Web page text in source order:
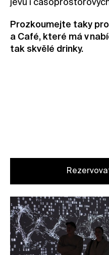
jevů i
Prozkoumejte taky
a Café, které má v
tak skvělé drinky.